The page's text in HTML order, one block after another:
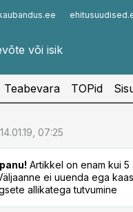
Infopank
Teabevara TOPid
14.01.19, 07:25
Artikkel on enam kui
ei uuenda ega
allikatega tutvumine